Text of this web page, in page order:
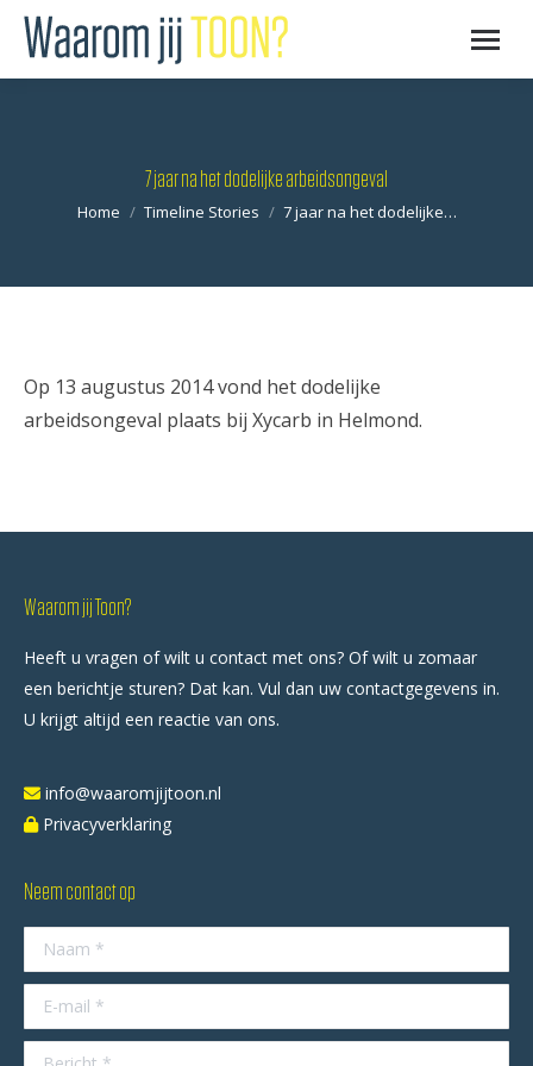
7 jaar na het dodelijke arbeidsongeval
Je bent hier:
Home Timeline Stories 7 jaar na het dodelijke…
Op 13 augustus 2014 vond het dodelijke
arbeidsongeval plaats bij Xycarb in Helmond.
Waarom jij Toon?
Heeft u vragen of wilt u contact met ons? Of wilt u zomaar
een berichtje sturen? Dat kan. Vul dan uw contactgegevens in.
U krijgt altijd een reactie van ons.
info@waaromjijtoon.nl
Privacyverklaring
Neem contact op
Naam *
E-mail *
Bericht *